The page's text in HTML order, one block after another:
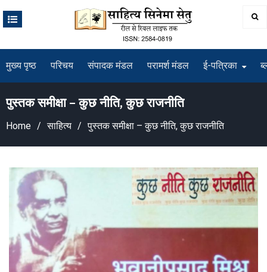
मुख्य पृष्ठ परिचय संपादक मंडल परामर्श मंडल ई-पत्रिका
पुस्तक समीक्षा – कुछ नीति, कुछ राजनीति
Home साहित्य पुस्तक समीक्षा – कुछ नीति, कुछ राजनीति